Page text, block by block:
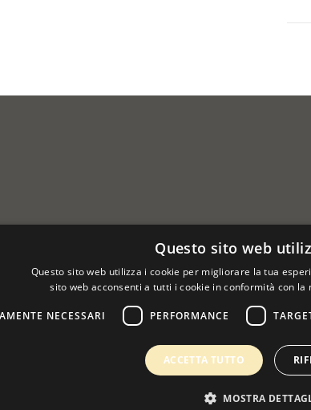
Questo sito web
Questo sito web utilizza i cookie per migliorare la tua
sito web acconsenti a tutti i cookie in conformità con la
NECESSARI PERFORMANCE
ACCETTA TUTTO
MOSTRA